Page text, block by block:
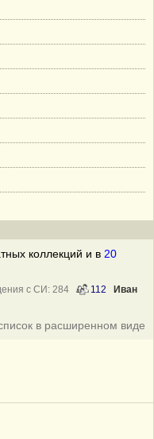
коллекций и в 20
с СИ: 284 112
Иван
в расширенном виде